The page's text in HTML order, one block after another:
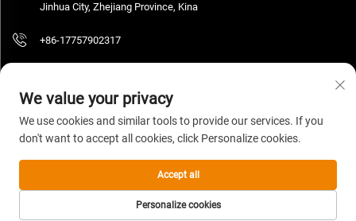
Jinhua City, Zhejiang Province, Kina
+86-17757902317
Copyright © 2026 Zhejiang Yedi Industry And Trade Co., Ltd. Alle rettigheder
forbeholdt. Privatlivspolitik
We value your privacy
We use cookies and similar tools to provide our services. If you
don't want to accept all cookies, click Personalize cookies.
Personalize cookies
Accept all